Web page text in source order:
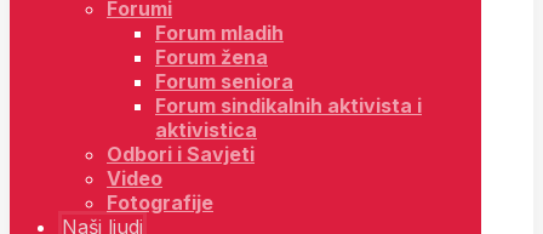
Forumi
Forum mladih
Forum žena
Forum seniora
Forum sindikalnih aktivista i
aktivistica
Odbori i Savjeti
Video
Fotografije
Naši ljudi